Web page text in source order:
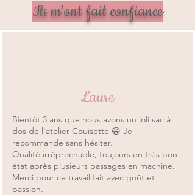
Ils m'ont fait confiance
Laure
Bientôt 3 ans que nous avons un joli sac à
dos de l'atelier Couisette 😀 Je
recommande sans hésiter.
Qualité irréprochable, toujours en très bon
état après plusieurs passages en machine.
Merci pour ce travail fait avec goût et
passion.